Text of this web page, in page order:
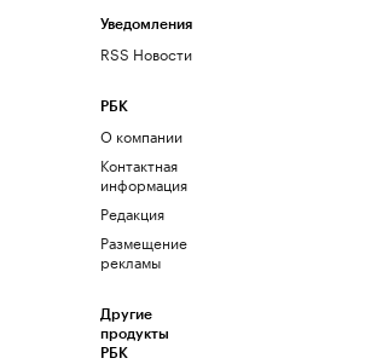
Уведомления
RSS Новости
РБК
О компании
Контактная
информация
Редакция
Размещение
рекламы
Другие
продукты
РБК